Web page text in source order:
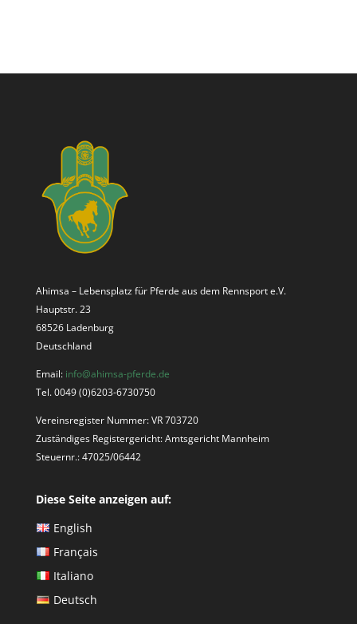
Ahimsa – Lebensplatz für Pferde aus dem Rennsport e.V.
Hauptstr. 23
68526 Ladenburg
Deutschland
Email: info@ahimsa-pferde.de
Tel. 0049 (0)6203-6730750
Vereinsregister Nummer: VR 703720
Zuständiges Registergericht: Amtsgericht Mannheim
Steuernr.: 47025/06442
Diese Seite anzeigen auf:
English
Français
Italiano
Deutsch